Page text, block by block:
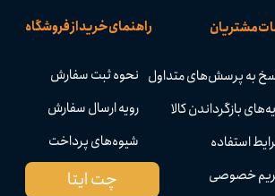
راهنمای خرید از فروشگاه
نحوه ثبت سفارش
رویه ارسال سفارش
شیوه‌های پرداخت
مشتریان
به پرسش‌های متداول
بازگرداندن کالا
استفاده
خصوصی
چت ایتا